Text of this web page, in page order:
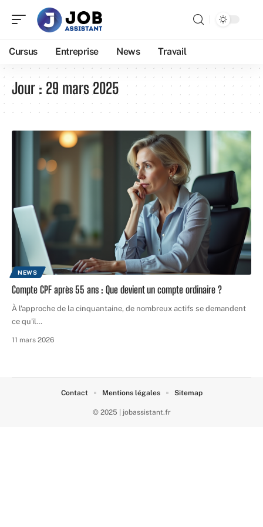
Cursus Entreprise News Travail
Jour : 29 mars 2025
NEWS
Compte CPF après 55 ans : Que devient un compte ordinaire ?
À l'approche de la cinquantaine, de nombreux actifs se demandent
ce qu'il…
11 mars 2026
© 2025 | jobassistant.fr
Contact Mentions légales Sitemap